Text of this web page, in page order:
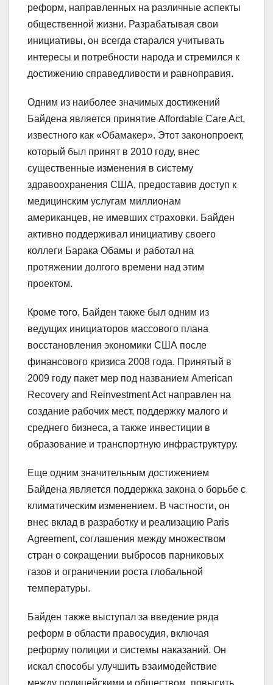
реформ, направленных на различные аспекты
общественной жизни. Разрабатывая свои
инициативы, он всегда старался учитывать
интересы и потребности народа и стремился к
достижению справедливости и равноправия.
Одним из наиболее значимых достижений
Байдена является принятие Affordable Care Act,
известного как «Обамакер». Этот законопроект,
который был принят в 2010 году, внес
существенные изменения в систему
здравоохранения США, предоставив доступ к
медицинским услугам миллионам
американцев, не имевших страховки. Байден
активно поддерживал инициативу своего
коллеги Барака Обамы и работал на
протяжении долгого времени над этим
проектом.
Кроме того, Байден также был одним из
ведущих инициаторов массового плана
восстановления экономики США после
финансового кризиса 2008 года. Принятый в
2009 году пакет мер под названием American
Recovery and Reinvestment Act направлен на
создание рабочих мест, поддержку малого и
среднего бизнеса, а также инвестиции в
образование и транспортную инфраструктуру.
Еще одним значительным достижением
Байдена является поддержка закона о борьбе с
климатическим изменением. В частности, он
внес вклад в разработку и реализацию Paris
Agreement, соглашения между множеством
стран о сокращении выбросов парниковых
газов и ограничении роста глобальной
температуры.
Байден также выступал за введение ряда
реформ в области правосудия, включая
реформу полиции и системы наказаний. Он
искал способы улучшить взаимодействие